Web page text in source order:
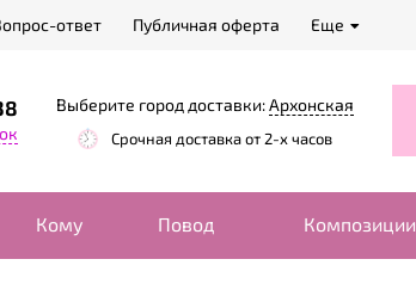
ответ Публичная оферта Еще
Выберите город доставки:Архонская
Срочная доставка от 2-х часов
Кому Повод Композиции